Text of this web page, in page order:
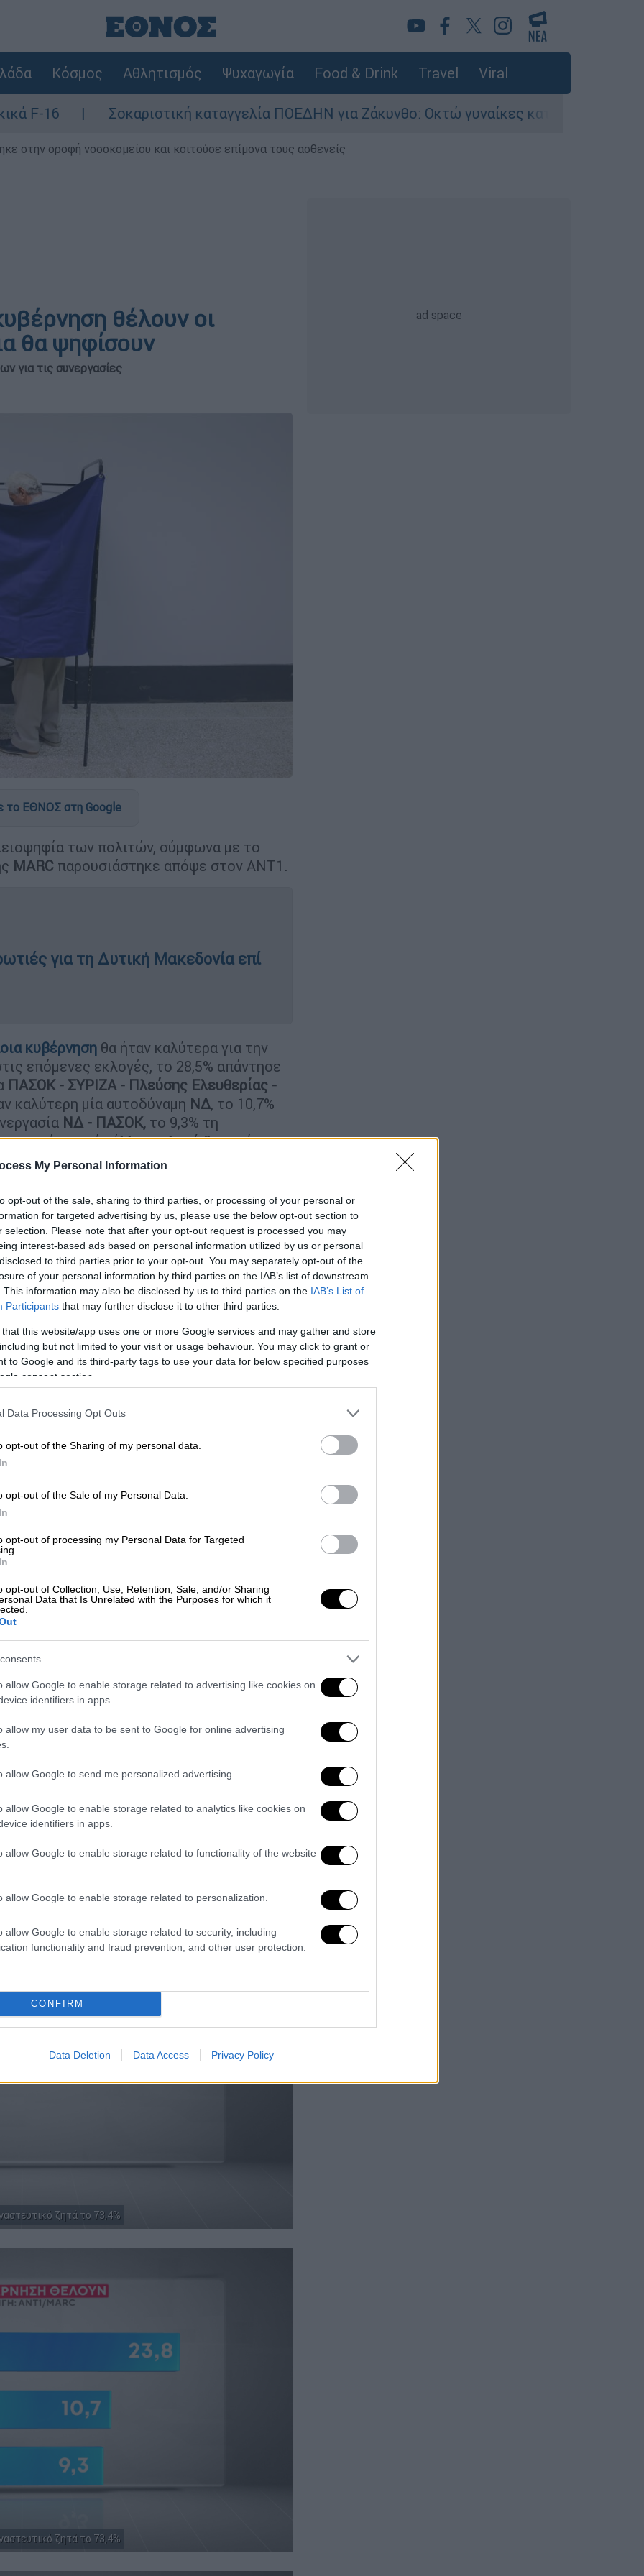
My Personal Information
opt-out of the sale, sharing to third parties, or processing of your personal or
for targeted advertising by us, please use the below opt-out section to
selection. Please note that after your opt-out request is processed you may
interest-based ads based on personal information utilized by us or personal
to third parties prior to your opt-out. You may separately opt-out of the
of your personal information by third parties on the IAB’s list of downstream
This information may also be disclosed by us to third parties on the IAB’s List of
Participants that may further disclose it to other third parties.
that this website/app uses one or more Google services and may gather and store
but not limited to your visit or usage behaviour. You may click to grant or
to Google and its third-party tags to use your data for below specified purposes
consent section.
Data Processing Opt Outs
opt-out of the Sharing of my personal data.
opt-out of the Sale of my Personal Data.
opt-out of processing my Personal Data for Targeted
opt-out of Collection, Use, Retention, Sale, and/or Sharing
Data that Is Unrelated with the Purposes for which it
allow Google to enable storage related to advertising like cookies on
identifiers in apps.
allow my user data to be sent to Google for online advertising
allow Google to send me personalized advertising.
allow Google to enable storage related to analytics like cookies on
identifiers in apps.
allow Google to enable storage related to functionality of the website
allow Google to enable storage related to personalization.
allow Google to enable storage related to security, including
functionality and fraud prevention, and other user protection.
CONFIRM
Data Deletion Data Access Privacy Policy
Κόσμος Αθλητισμός Ψυχαγωγία Food & Drink Travel Viral
Σοκαριστική καταγγελία ΠΟΕΔΗΝ για Ζάκυνθο: Οκτώ γυναίκες κατήγγειλαν βιασμό σε 20
στην οροφή νοσοκομείου και κοιτούσε επίμονα τους ασθενείς
θέλουν οι
θα ψηφίσουν
για τις συνεργασίες
το ΕΘΝΟΣ στη Google
των πολιτών, σύμφωνα με το
MARC παρουσιάστηκε απόψε στον ANT1.
για τη Δυτική Μακεδονία επί
κυβέρνηση θα ήταν καλύτερα για την
επόμενες εκλογές, το 28,5% απάντησε
ΠΑΣΟΚ - ΣΥΡΙΖΑ - Πλεύσης Ελευθερίας -
καλύτερη μία αυτοδύναμη ΝΔ, το 10,7%
ΝΔ - ΠΑΣΟΚ, το 9,3% τη
κομμάτων, μία άλλη επιλογή θεωρεί ως
και ΔΑ απάντησε το 15,1%.
πρόθεση ψήφου» τα αποτελέσματα που
ΝΔ επιθυμεί αυτοδύναμη ΝΔ. Η
επιθυμεί συνεργασία ΠΑΣΟΚ -
Αριστεράς.
και επιθυμούν στο 38,3%
Ελευθερίας - Νέα Αριστερά ενώ το
επιθυμούν κυβέρνηση συνεργασίας με
- ΣΥΡΙΖΑ - Πλεύση Ελευθερίας - Νέα
ΝΔ και μικρότερων δεξιών κομμάτων
ΚΚΕ επιθυμεί συνεργασία ΠΑΣΟΚ -
Αριστεράς.
στομεταναστευτικό , το 73,4% θέλει η
το 13,4% να είναι αυτή που είναι σήμερα,
Ιμάμογλου σταΕλληνοτουρκικά , το
9,9% απαντά πως ναι είναι θετικές, το
ιδιαίτερα και το 9,5% απάντησε ΔΑ.
ζητά το 73,4%
ζητά το 73,4%